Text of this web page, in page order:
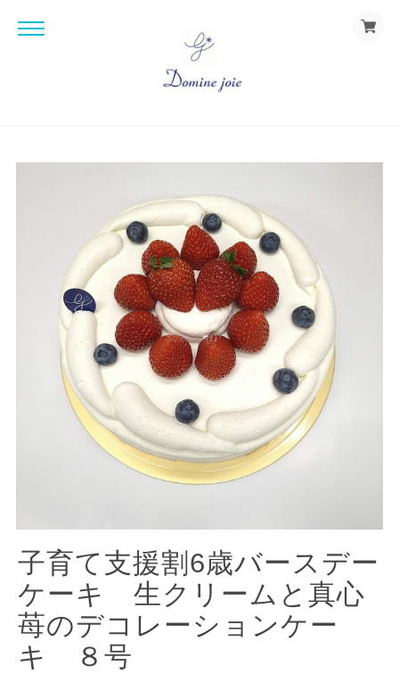
子育て支援割6歳バースデー
ケーキ 生クリームと真心
苺のデコレーションケー
キ ８号